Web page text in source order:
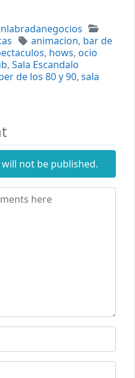
Tags
animacion, bar de
, hows, ocio
, Sala Escandalo
de los 80 y 90, sala
not be published.